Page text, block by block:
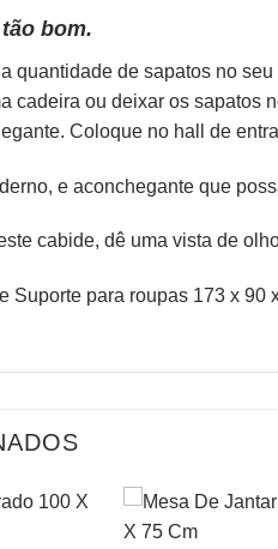
bom.
quantidade de sapatos no
cadeira ou deixar os sapatos
Coloque no hall de
e aconchegante que
cabide, dê uma vista de
Suporte para roupas 173 x